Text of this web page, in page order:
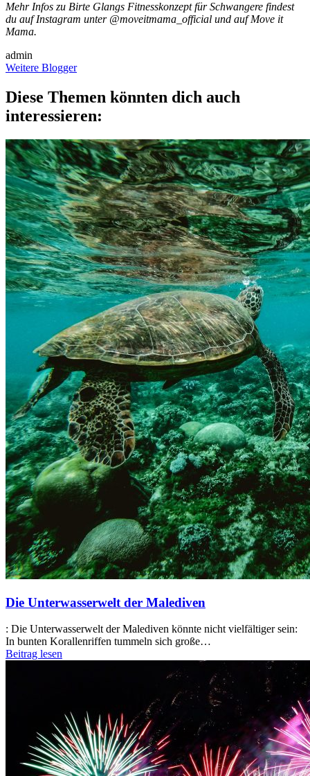
Mehr Infos zu Birte Glangs Fitnesskonzept für Schwangere findest
du auf Instagram unter @moveitmama_official und auf Move it
Mama.
admin
Weitere Blogger
Diese Themen könnten dich auch
interessieren:
Die Unterwasserwelt der Malediven
: Die Unterwasserwelt der Malediven könnte nicht vielfältiger sein:
In bunten Korallenriffen tummeln sich große…
Beitrag lesen